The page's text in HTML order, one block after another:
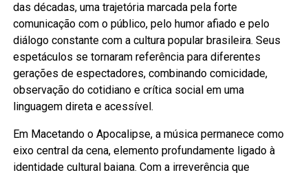
das décadas, uma trajetória marcada pela forte
comunicação com o público, pelo humor afiado e pelo
diálogo constante com a cultura popular brasileira. Seus
espetáculos se tornaram referência para diferentes
gerações de espectadores, combinando comicidade,
observação do cotidiano e crítica social em uma
linguagem direta e acessível.
Em Macetando o Apocalipse, a música permanece como
eixo central da cena, elemento profundamente ligado à
identidade cultural baiana. Com a irreverência que